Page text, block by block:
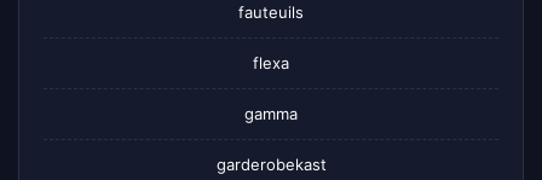
fauteuils
flexa
gamma
garderobekast